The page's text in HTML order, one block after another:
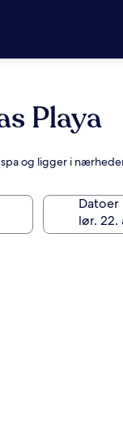
Playa
og ligger i
Datoer